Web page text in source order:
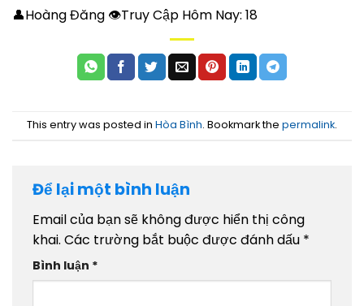
👤Hoàng Đăng 👁Truy Cập Hôm Nay: 18
This entry was posted in Hòa Bình. Bookmark the permalink.
Để lại một bình luận
Email của bạn sẽ không được hiển thị công
khai. Các trường bắt buộc được đánh dấu *
Bình luận *